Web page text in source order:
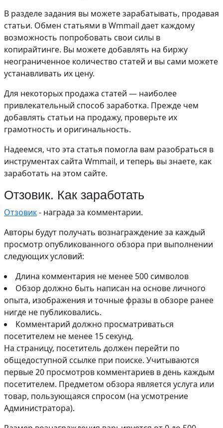
В разделе задания вы можете зарабатывать, продавая
статьи. Обмен статьями в Wmmail дает каждому
возможность попробовать свои силы в
копирайтинге. Вы можете добавлять на биржу
неограниченное количество статей и вы сами можете
устанавливать их цену.
Для некоторых продажа статей — наиболее
привлекательный способ заработка. Прежде чем
добавлять статьи на продажу, проверьте их
грамотность и оригинальность.
Надеемся, что эта статья помогла вам разобраться в
инструментах сайта Wmmail, и теперь вы знаете, как
заработать на этом сайте.
Отзовик. Как заработать
Отзовик- награда за комментарии.
Авторы будут получать вознаграждение за каждый
просмотр опубликованного обзора при выполнении
следующих условий:
Длина комментария не менее 500 символов
Обзор должно быть написан на основе личного
опыта, изображения и точные фразы в обзоре ранее
нигде не публиковались.
Комментарий должно просматриваться
посетителем не менее 15 секунд.
На страницу, посетитель должен перейти по
общедоступной ссылке при поиске. Учитываются
первые 20 просмотров комментариев в день каждым
посетителем. Предметом обзора является услуга или
товар, пользующаяся спросом (на усмотрение
Администратора).